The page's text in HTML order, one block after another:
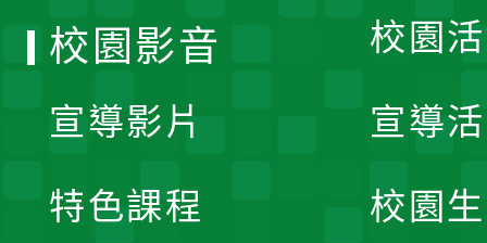
校園
宣導
校園
校園影音
宣導影片
特色課程